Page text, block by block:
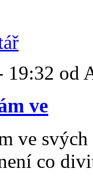
19:32 od
ve
ve
co